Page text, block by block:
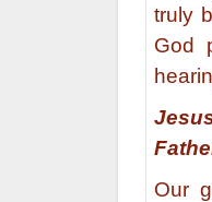
truly
God
Our